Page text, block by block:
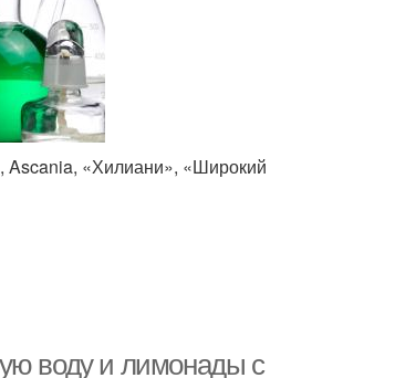
Ascania, «Хилиани», «Широкий
воду и лимонады с